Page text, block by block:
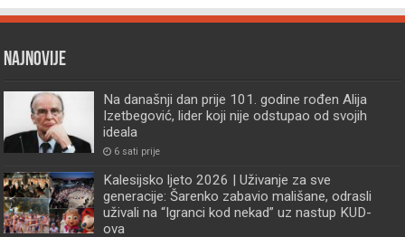
Najnovije
Na današnji dan prije 101. godine rođen Alija
Izetbegović, lider koji nije odstupao od svojih
ideala
6 sati prije
Kalesijsko ljeto 2026 | Uživanje za sve
generacije: Šarenko zabavio mališane, odrasli
uživali na “Igranci kod nekad” uz nastup KUD-
ova